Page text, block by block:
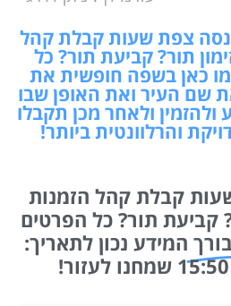
צפת שעות קבלת קהל
תור? קביעת תור? כל
כאן בשפה חופשית את
שם העיר ואת האופן שבו
ולאחר מכן תקבלו
והרלוונטית ביותר!
קבלת קהל הזמנות
קביעת תור? כל הפרטים
המידע נכון לתאריך: